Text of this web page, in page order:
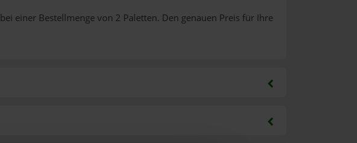
bei einer Bestellmenge von 2 Paletten. Den genauen Preis für Ihre